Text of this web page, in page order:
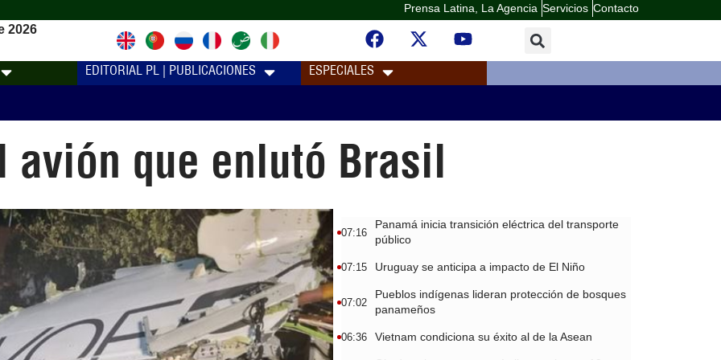
Prensa Latina, La Agencia Servicios Contacto
2026
EDITORIAL PL | PUBLICACIONES ESPECIALES
avión que enlutó Brasil
07:16
Panamá inicia transición eléctrica del transporte
público
07:15 Uruguay se anticipa a impacto de El Niño
07:02
Pueblos indígenas lideran protección de bosques
panameños
06:36 Vietnam condiciona su éxito al de la Asean